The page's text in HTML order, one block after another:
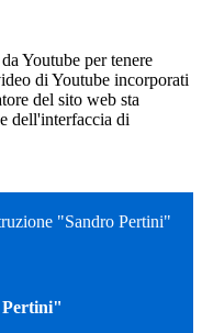
Youtube per tenere
di Youtube incorporati
del sito web sta
dell'interfaccia di
"Sandro Pertini"
Pertini"